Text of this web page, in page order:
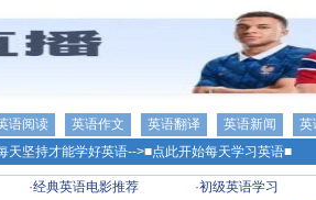
语阅读 英语作文 英语翻译 英语新闻 英
天坚持才能学好英语-->■点此开始每天学习英语■
·经典英语电影推荐 ·初级英语学习